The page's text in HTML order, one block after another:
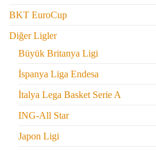
BKT EuroCup
Diğer Ligler
Büyük Britanya Ligi
İspanya Liga Endesa
İtalya Lega Basket Serie A
ING-All Star
Japon Ligi